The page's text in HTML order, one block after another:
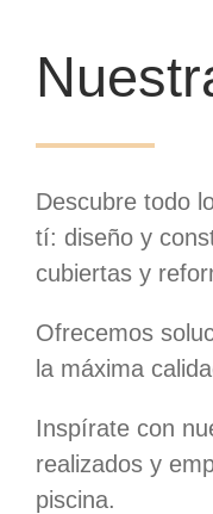
Descubre todo
tí: diseño y
cubiertas y
Ofrecemos
la máxima
Inspírate con
realizados y
piscina.